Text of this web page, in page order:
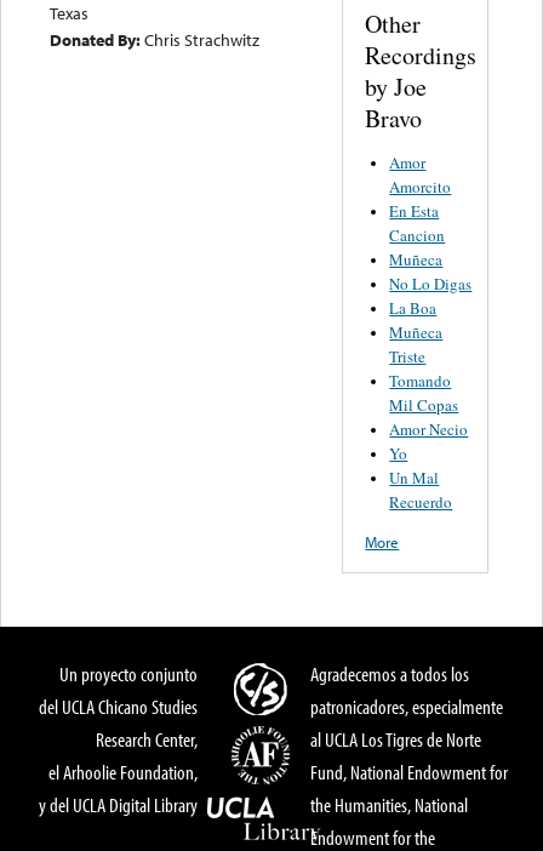
Texas
Donated By:Chris Strachwitz
Other
Recordings
by Joe
Bravo
Amor
Amorcito
En Esta
Cancion
Muñeca
No Lo Digas
La Boa
Muñeca
Triste
Tomando
Mil Copas
Amor Necio
Yo
Un Mal
Recuerdo
More
Un proyecto conjunto
del UCLA Chicano Studies
Research Center,
el Arhoolie Foundation,
y del UCLA Digital Library
Agradecemos a todos los
patronicadores, especialmente
al UCLA Los Tigres de Norte
Fund, National Endowment for
the Humanities, National
Endowment for the